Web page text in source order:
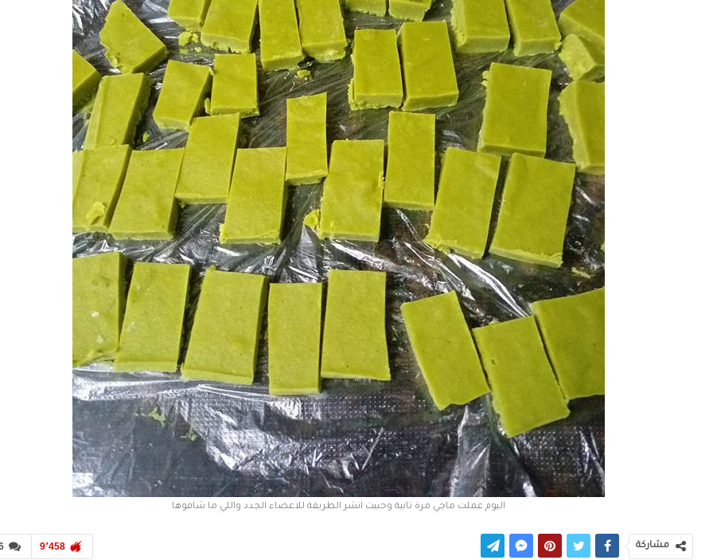
اليوم عملت ماجي مرة تانية وحبيت انشر الطريقة للاعضاء الجدد واللي ما شافوها
9٬458 مشاركة